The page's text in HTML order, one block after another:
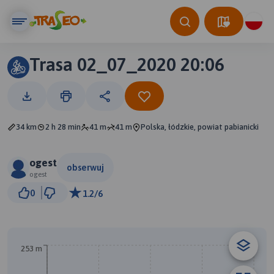
Trasa 02_07_2020 20:06
34 km 2 h 28 min 41 m 41 m Polska, łódzkie, powiat pabianicki
ogest
ogest
obserwuj
0 1.2/6
253 m